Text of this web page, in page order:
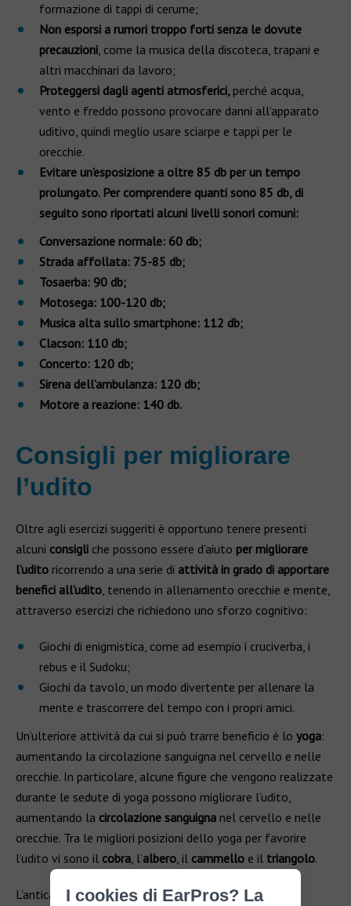
formazione di tappi di cerume;
Non esporsi a rumori troppo forti senza le dovute
precauzioni, come la musica della discoteca, trapani e
altri macchinari da lavoro;
Proteggersi dagli agenti atmosferici, perché acqua,
vento e freddo possono provocare danni all’apparato
uditivo, quindi meglio usare sciarpe e tappi per le
orecchie.
Evitare un’esposizione a oltre 85 db per un tempo
prolungato. Per comprendere quanti sono 85 db, di
seguito sono riportati alcuni livelli sonori comuni:
Conversazione normale: 60 db;
Strada affollata: 75-85 db;
Tosaerba: 90 db;
Motosega: 100-120 db;
Musica alta sullo smartphone: 112 db;
Clacson: 110 db;
Concerto: 120 db;
Sirena dell’ambulanza: 120 db;
Motore a reazione: 140 db.
Consigli per migliorare
l’udito
Oltre agli esercizi suggeriti è opportuno tenere presenti
alcuni consigli che possono essere d’aiuto per migliorare
l’udito ricorrendo a una serie di attività in grado di apportare
benefici all’udito, tenendo in allenamento orecchie e mente,
attraverso esercizi che richiedono uno sforzo cognitivo:
Giochi di enigmistica, come ad esempio i cruciverba, i
rebus e il Sudoku;
Giochi da tavolo, un modo divertente per allenare la
mente e trascorrere del tempo con i propri amici.
Un’ulteriore attività da cui si può trarre beneficio è lo yoga:
aumentando la circolazione sanguigna nel cervello e nelle
orecchie. In particolare, alcune figure che vengono realizzate
durante le sedute di yoga possono migliorare l’udito,
aumentando la circolazione sanguigna nel cervello e nelle
orecchie. Tra le migliori posizioni dello yoga per favorire
l’udito vi sono il cobra, l’albero, il cammello e il triangolo.
L’antica pratica dellameditazionepuò portare
I cookies di EarPros? La